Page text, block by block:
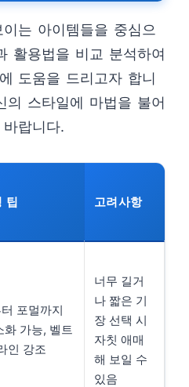
는 아이템들을 중심으
활용법을 비교 분석하여
도움을 드리고자 합니
의 스타일에 마법을 불어
랍니다.
팁 고려사항
포멀까지
화 가능, 벨트
인 강조
너무 길거
나 짧은 기
장 선택 시
자칫 애매
해 보일 수
있음